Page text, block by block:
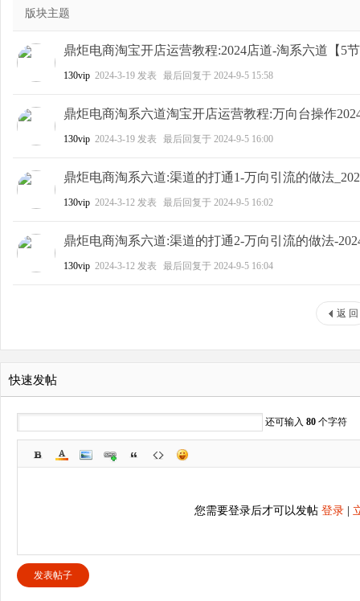
版块主题
鼎炬电商淘宝开店运营教程:2024店道-淘系六道【5
130vip 2024-3-19 发表 最后回复于 2024-9-5 15:58
鼎炬电商淘系六道淘宝开店运营教程:万向台操作
130vip 2024-3-19 发表 最后回复于 2024-9-5 16:00
鼎炬电商淘系六道:渠道的打通1-万向引流的做法
130vip 2024-3-12 发表 最后回复于 2024-9-5 16:02
鼎炬电商淘系六道:渠道的打通2-万向引流的做法-
130vip 2024-3-12 发表 最后回复于 2024-9-5 16:04
返 回
快速发帖
还可输入 80 个字符
您需要登录后才可以发帖 登录|
发表帖子